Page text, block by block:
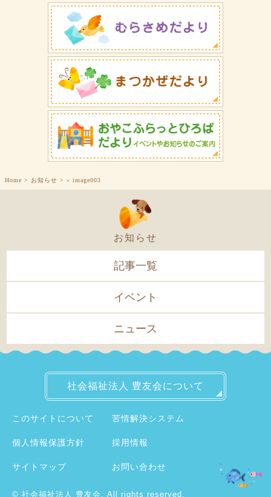
Home > お知らせ > » image003
お知らせ
記事一覧
イベント
ニュース
社会福祉法人 豊友会について
このサイトについて 苦情解決システム
個人情報保護方針 採用情報
サイトマップ お問い合わせ
© 社会福祉法人 豊友会. All rights reserved.